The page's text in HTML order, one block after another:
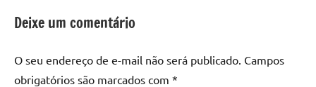
Deixe um comentário
O seu endereço de e-mail não será publicado. Campos
obrigatórios são marcados com *